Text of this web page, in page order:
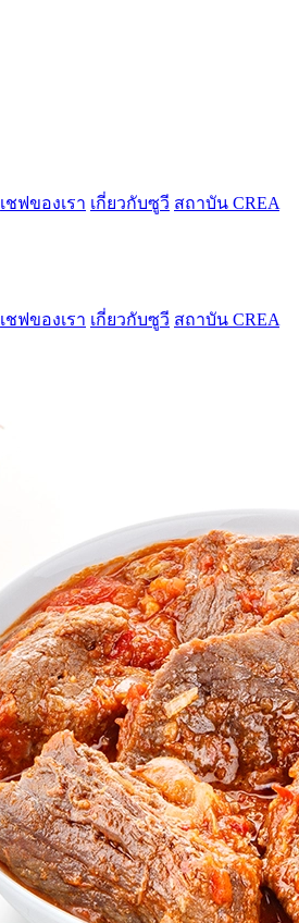
เชฟของเรา เกี่ยวกับซูวี สถาบัน CREA
เชฟของเรา เกี่ยวกับซูวี สถาบัน CREA